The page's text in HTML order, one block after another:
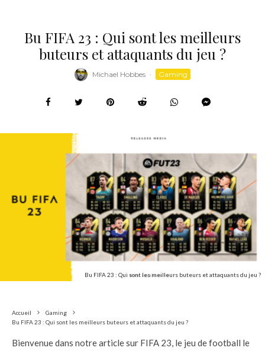
Bu FIFA 23 : Qui sont les meilleurs
buteurs et attaquants du jeu ?
Michael Hobbes · Gaming
Bu FIFA 23 : Qui sont les meilleurs buteurs et attaquants du jeu ?
Accueil
Gaming
Bu FIFA 23 : Qui sont les meilleurs buteurs et attaquants du jeu ?
Bienvenue dans notre article sur FIFA 23, le jeu de football le